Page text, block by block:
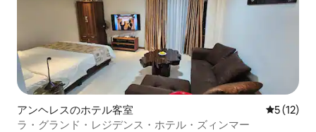
アンヘレスのホテル客室 レビュー
5 (12)
ラ・グランド・レジデンス・ホテル・ズィンマー